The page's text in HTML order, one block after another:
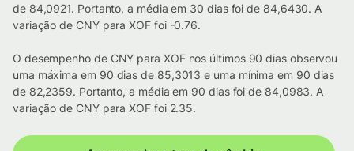
de 84,0921. Portanto, a média em 30 dias foi de 84,6430. A
variação de CNY para XOF foi -0.76.
O desempenho de CNY para XOF nos últimos 90 dias observou
uma máxima em 90 dias de 85,3013 e uma mínima em 90 dias
de 82,2359. Portanto, a média em 90 dias foi de 84,0983. A
variação de CNY para XOF foi 2.35.